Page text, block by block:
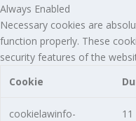
Always Enabled
Necessary cookies are
function properly. These
security features of the
Cookie
cookielawinfo-
11